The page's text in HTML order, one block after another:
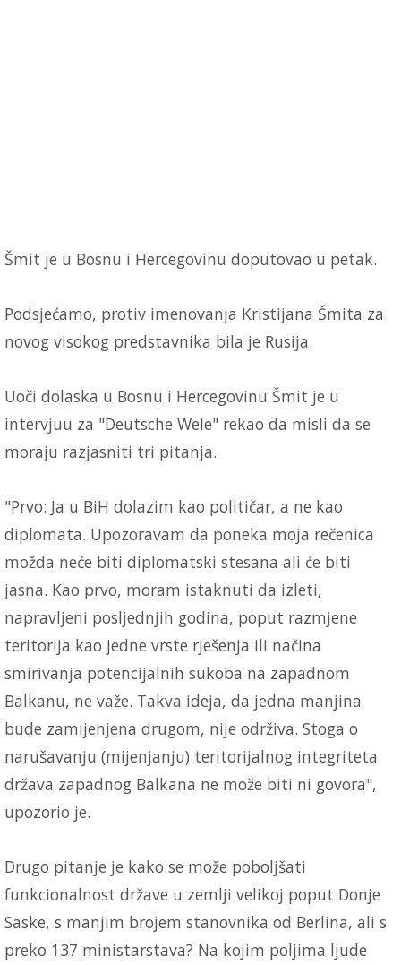
Šmit je u Bosnu i Hercegovinu doputovao u petak.
Podsjećamo, protiv imenovanja Kristijana Šmita za
novog visokog predstavnika bila je Rusija.
Uoči dolaska u Bosnu i Hercegovinu Šmit je u
intervjuu za "Deutsche Wele" rekao da misli da se
moraju razjasniti tri pitanja.
"Prvo: Ja u BiH dolazim kao političar, a ne kao
diplomata. Upozoravam da poneka moja rečenica
možda neće biti diplomatski stesana ali će biti
jasna. Kao prvo, moram istaknuti da izleti,
napravljeni posljednjih godina, poput razmjene
teritorija kao jedne vrste rješenja ili načina
smirivanja potencijalnih sukoba na zapadnom
Balkanu, ne važe. Takva ideja, da jedna manjina
bude zamijenjena drugom, nije održiva. Stoga o
narušavanju (mijenjanju) teritorijalnog integriteta
država zapadnog Balkana ne može biti ni govora",
upozorio je.
Drugo pitanje je kako se može poboljšati
funkcionalnost države u zemlji velikoj poput Donje
Saske, s manjim brojem stanovnika od Berlina, ali s
preko 137 ministarstava? Na kojim poljima ljude